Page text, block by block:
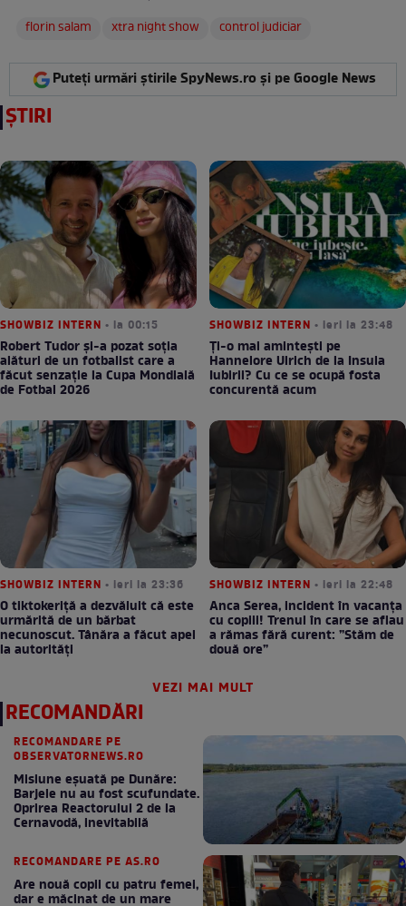
florin salam
xtra night show control judiciar
Puteți urmări știrile SpyNews.ro și pe Google News
ȘTIRI
SHOWBIZ INTERN • la 00:15
Robert Tudor și-a pozat soția
alături de un fotbalist care a
făcut senzație la Cupa Mondială
de Fotbal 2026
SHOWBIZ INTERN • ieri la 23:48
Ți-o mai amintești pe
Hannelore Ulrich de la Insula
Iubirii? Cu ce se ocupă fosta
concurentă acum
SHOWBIZ INTERN • ieri la 23:36
O tiktokeriță a dezvăluit că este
urmărită de un bărbat
necunoscut. Tânăra a făcut apel
la autorități
SHOWBIZ INTERN • ieri la 22:48
Anca Serea, incident în vacanța
cu copiii! Trenul în care se aflau
a rămas fără curent: ”Stăm de
două ore”
VEZI MAI MULT
RECOMANDĂRI
RECOMANDARE PE
OBSERVATORNEWS.RO
Misiune eșuată pe Dunăre:
Barjele nu au fost scufundate.
Oprirea Reactorului 2 de la
Cernavodă, inevitabilă
RECOMANDARE PE AS.RO
Are nouă copii cu patru femei,
dar e măcinat de un mare